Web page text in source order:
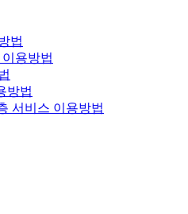
법
용방법
방법
서비스 이용방법